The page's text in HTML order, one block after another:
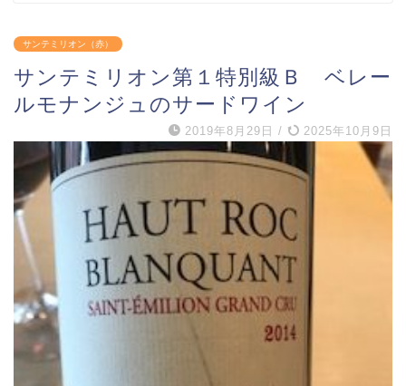
サンテミリオン（赤）
サンテミリオン第１特別級Ｂ ベレー
ルモナンジュのサードワイン
2019年8月29日 / 2025年10月9日